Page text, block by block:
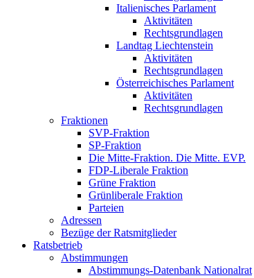
Italienisches Parlament
Aktivitäten
Rechtsgrundlagen
Landtag Liechtenstein
Aktivitäten
Rechtsgrundlagen
Österreichisches Parlament
Aktivitäten
Rechtsgrundlagen
Fraktionen
SVP-Fraktion
SP-Fraktion
Die Mitte-Fraktion. Die Mitte. EVP.
FDP-Liberale Fraktion
Grüne Fraktion
Grünliberale Fraktion
Parteien
Adressen
Bezüge der Ratsmitglieder
Ratsbetrieb
Abstimmungen
Abstimmungs-Datenbank Nationalrat